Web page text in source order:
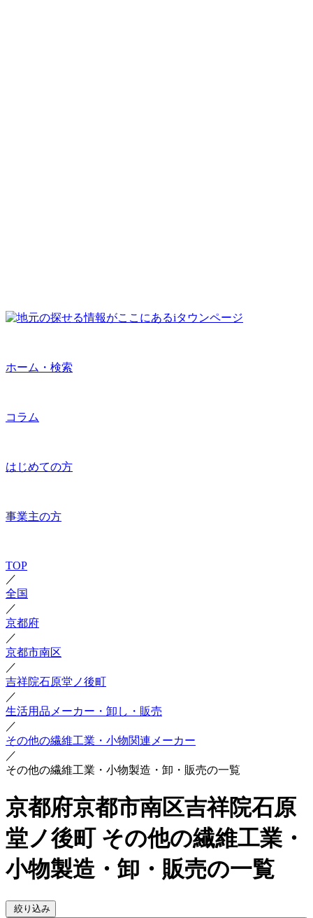
ホーム・検索
コラム
はじめての方
事業主の方
TOP
／
全国
／
京都府
／
京都市南区
／
吉祥院石原堂ノ後町
／
生活用品メーカー・卸し・販売
／
その他の繊維工業・小物関連メーカー
／
その他の繊維工業・小物製造・卸・販売の一覧
京都府京都市南区吉祥院石原
堂ノ後町 その他の繊維工業・
小物製造・卸・販売の一覧
絞り込み